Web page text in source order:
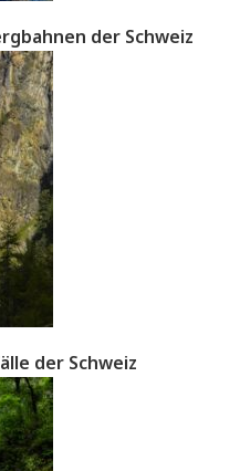
der Schweiz
der Schweiz